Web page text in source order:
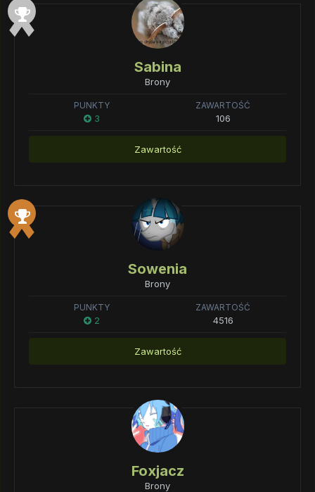
Sabina
Brony
PUNKTY
3
ZAWARTOŚĆ
106
Zawartość
Sowenia
Brony
PUNKTY
2
ZAWARTOŚĆ
4516
Zawartość
Foxjacz
Brony